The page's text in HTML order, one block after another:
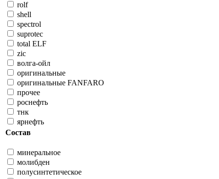
rolf
shell
spectrol
suprotec
total ELF
zic
волга-ойл
оригинальные
оригинальные FANFARO
прочее
роснефть
тнк
ярнефть
Состав
минеральное
молибден
полусинтетическое